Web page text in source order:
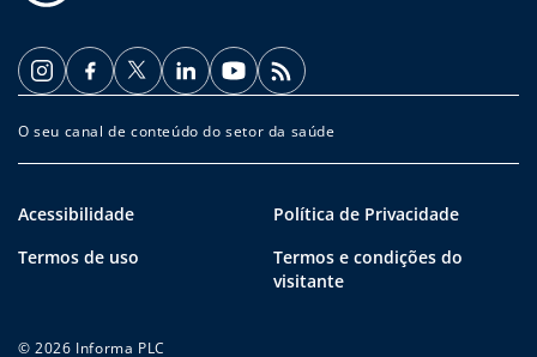
O seu canal de conteúdo do setor da saúde
Acessibilidade
Política de Privacidade
Termos de uso
Termos e condições do
visitante
© 2026 Informa PLC